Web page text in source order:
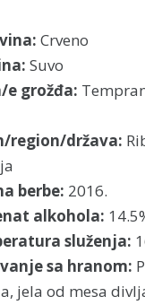
Crveno
Suvo
e grožđa:
region/država:
berbe: 2016.
alkohola:
služenja:
sa hranom:
jela od mesa